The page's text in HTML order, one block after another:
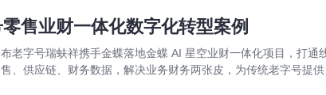
售业财一体化数字化转型案例
老字号瑞蚨祥携手金蝶落地金蝶 AI 星空业财一体化项目，打通
、供应链、财务数据，解决业务财务两张皮，为传统老字号提